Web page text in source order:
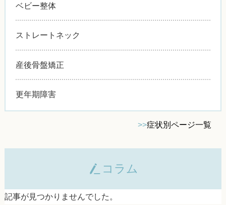
ベビー整体
ストレートネック
産後骨盤矯正
更年期障害
>>症状別ページ一覧
コラム
記事が見つかりませんでした。